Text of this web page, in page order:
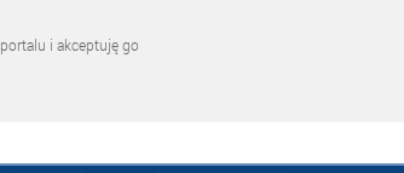
portalu i akceptuję go